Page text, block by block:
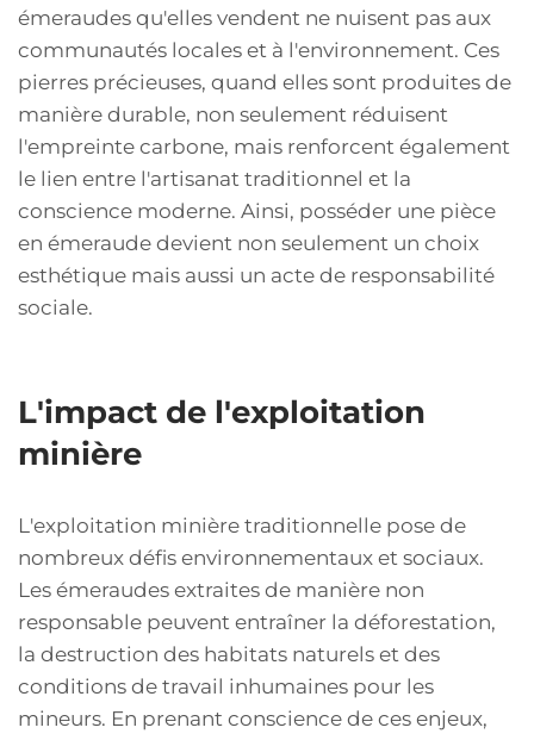
émeraudes qu'elles vendent ne nuisent pas aux
communautés locales et à l'environnement. Ces
pierres précieuses, quand elles sont produites de
manière durable, non seulement réduisent
l'empreinte carbone, mais renforcent également
le lien entre l'artisanat traditionnel et la
conscience moderne. Ainsi, posséder une pièce
en émeraude devient non seulement un choix
esthétique mais aussi un acte de responsabilité
sociale.
L'impact de l'exploitation
minière
L'exploitation minière traditionnelle pose de
nombreux défis environnementaux et sociaux.
Les émeraudes extraites de manière non
responsable peuvent entraîner la déforestation,
la destruction des habitats naturels et des
conditions de travail inhumaines pour les
mineurs. En prenant conscience de ces enjeux,